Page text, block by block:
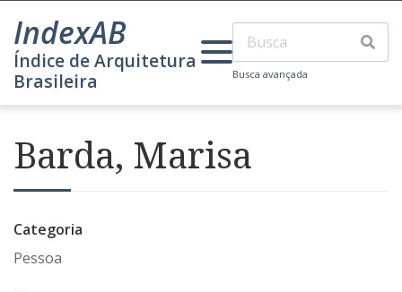
IndexAB
Índice de Arquitetura
Brasileira
Busca avançada
Barda, Marisa
Categoria
Pessoa